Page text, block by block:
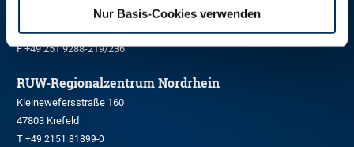
Nur Basis-Cookies verwenden
T+49 251 9288-0
F +49 251 9288-219/236
RUW-Regionalzentrum Nordrhein
Kleinewefersstraße 160
47803 Krefeld
T +49 2151 81899-0